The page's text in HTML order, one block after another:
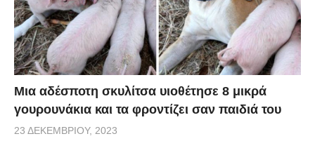
Μια αδέσποτη σκυλίτσα υιοθέτησε 8 μικρά
γουρουνάκια και τα φροντίζει σαν παιδιά του
23 ΔΕΚΕΜΒΡΊΟΥ, 2023